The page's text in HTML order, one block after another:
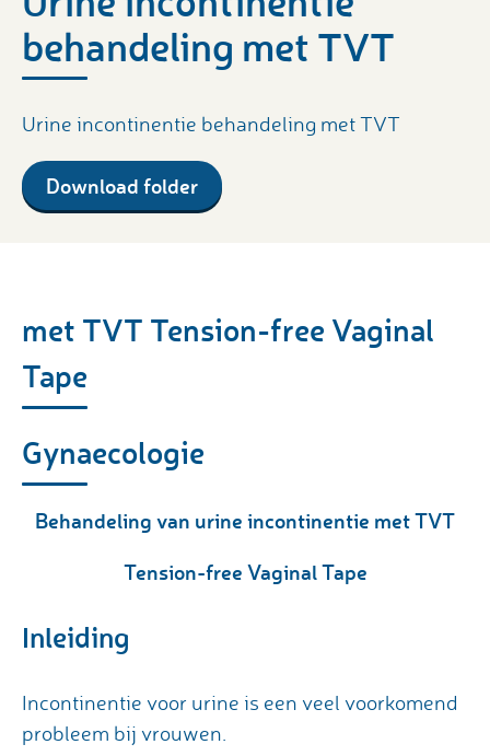
behandeling met TVT
Urine incontinentie behandeling met TVT
Download folder
met TVT Tension-free Vaginal
Tape
Gynaecologie
Behandeling van urine incontinentie met TVT
Tension-free Vaginal Tape
Inleiding
Incontinentie voor urine is een veel voorkomend
probleem bij vrouwen.